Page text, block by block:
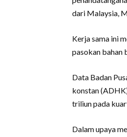
dari Malaysia,
Kerja sama ini
pasokan bahan
Data Badan
konstan
triliun pada
Dalam upaya